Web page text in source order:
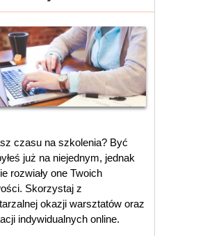
czasu na szkolenia? Być
już na niejednym, jednak
rozwiały one Twoich
Skorzystaj z
okazji warsztatów oraz
indywidualnych online.